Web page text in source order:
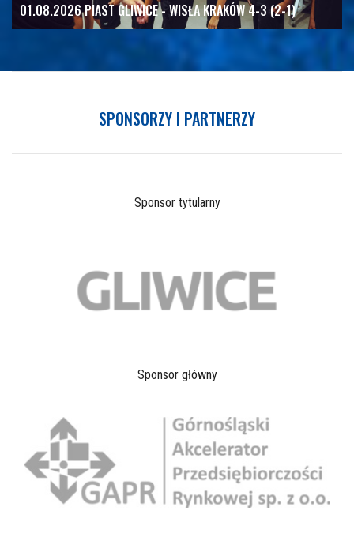
01.08.2026 PIAST GLIWICE - WISŁA KRAKÓW 4-3 (2-1)
SPONSORZY I PARTNERZY
Sponsor tytularny
Sponsor główny